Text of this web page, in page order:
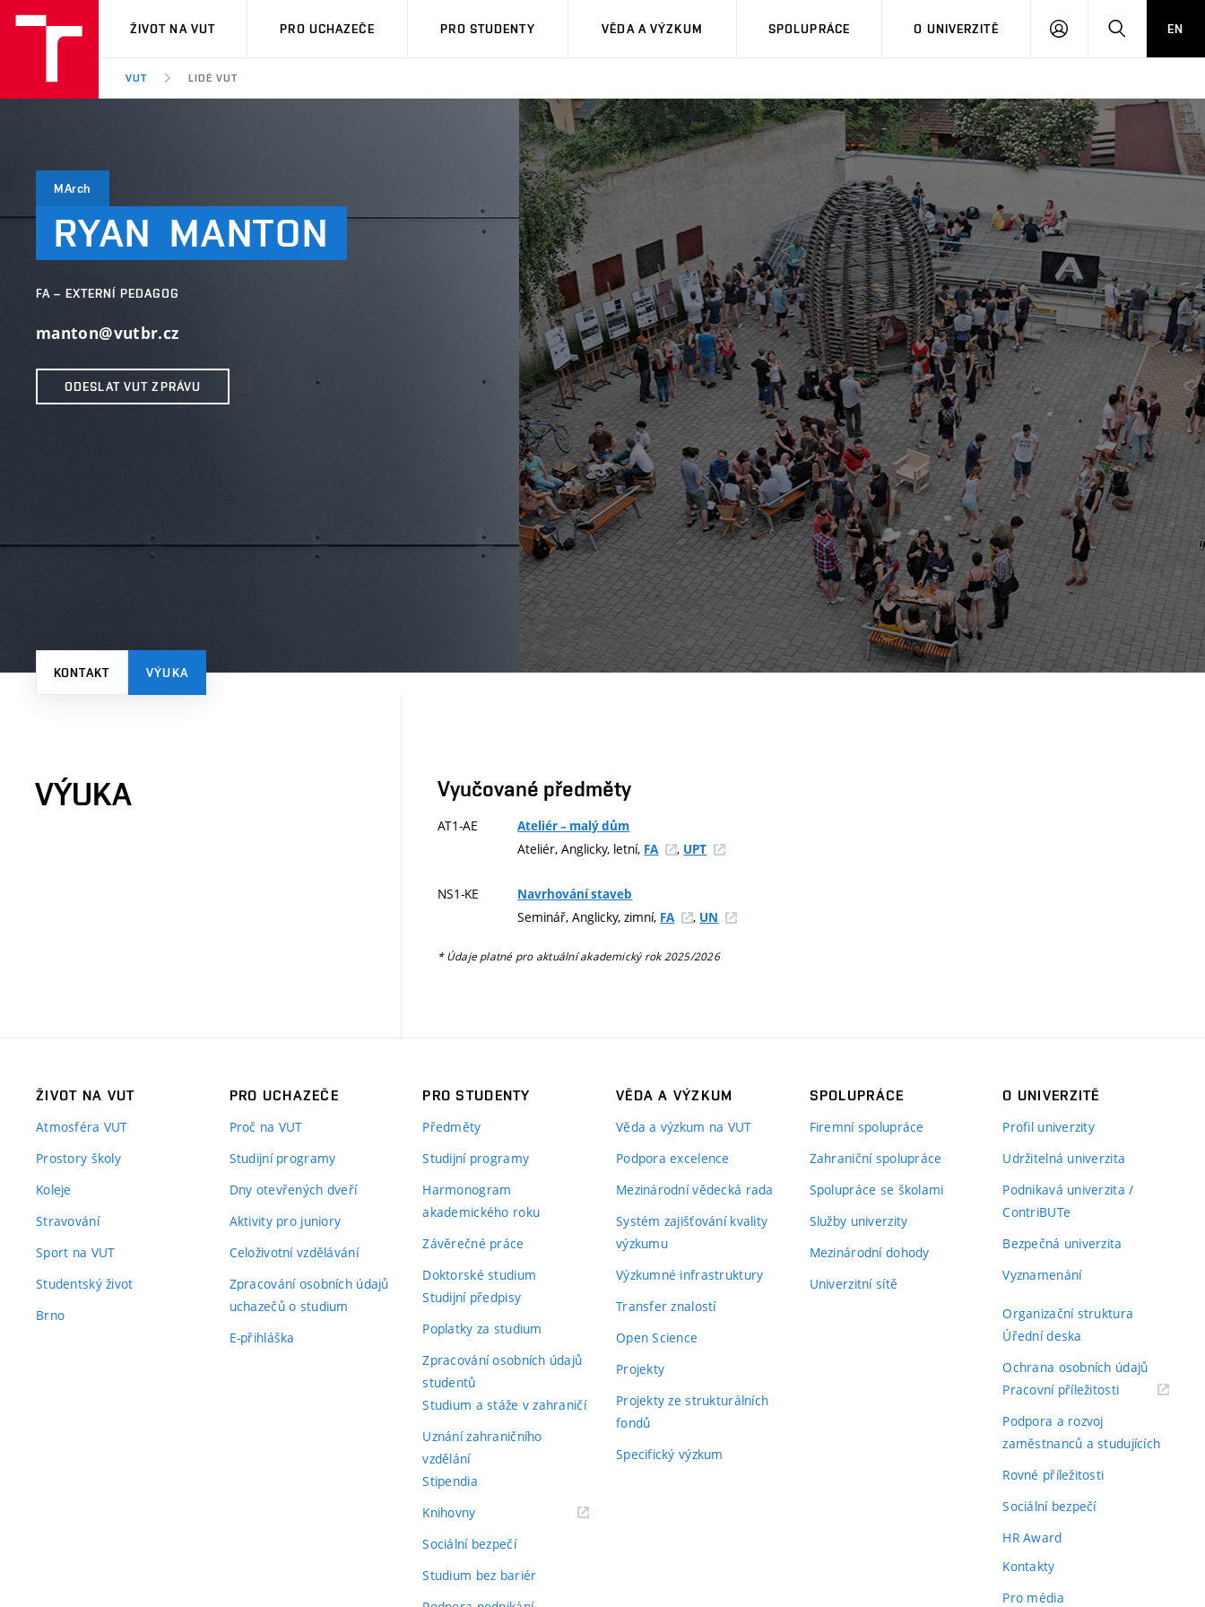
VUT
ŽIVOT NA VUT PRO UCHAZEČE PRO STUDENTY VĚDA A VÝZKUM SPOLUPRÁCE O UNIVERZITĚ
PŘIHLÁSIT HLEDATEN
VUT LIDÉ VUT
MArch
RYAN MANTON
FA – EXTERNÍ PEDAGOG
manton@vutbr.cz
ODESLAT VUT ZPRÁVU
KONTAKT VÝUKA
VÝUKA Vyučované předměty
AT1-AE Ateliér – malý dům
Ateliér, Anglicky, letní, FA , UPT
NS1-KE Navrhování staveb
Seminář, Anglicky, zimní, FA , UN
* Údaje platné pro aktuální akademický rok 2025/2026
ŽIVOT NA VUT
Atmosféra VUT
Prostory školy
Koleje
Stravování
Sport na VUT
Studentský život
Brno
PRO UCHAZEČE
Proč na VUT
Studijní programy
Dny otevřených dveří
Aktivity pro juniory
Celoživotní vzdělávání
Zpracování osobních údajů
uchazečů o studium
E-přihláška
PRO STUDENTY
Předměty
Studijní programy
Harmonogram
akademického roku
Závěrečné práce
Doktorské studium
Studijní předpisy
Poplatky za studium
Zpracování osobních údajů
studentů
Studium a stáže v zahraničí
Uznání zahraničního
vzdělání
Stipendia
Knihovny(externí
Sociální bezpečí
Studium bez bariér
VĚDA A VÝZKUM
Věda a výzkum na VUT
Podpora excelence
Mezinárodní vědecká rada
Systém zajišťování kvality
výzkumu
Výzkumné infrastruktury
Transfer znalostí
Open Science
Projekty
Projekty ze strukturálních
fondů
Specifický výzkum
SPOLUPRÁCE
Firemní spolupráce
Zahraniční spolupráce
Spolupráce se školami
Služby univerzity
Mezinárodní dohody
Univerzitní sítě
O UNIVERZITĚ
Profil univerzity
Udržitelná univerzita
Podnikavá univerzita /
ContriBUTe
Bezpečná univerzita
Vyznamenání
Organizační struktura
Úřední deska
Ochrana osobních údajů
Pracovní příležitosti(externí
Podpora a rozvoj
zaměstnanců a studujících
Rovné příležitosti
Sociální bezpečí
HR Award
Kontakty
Pro média